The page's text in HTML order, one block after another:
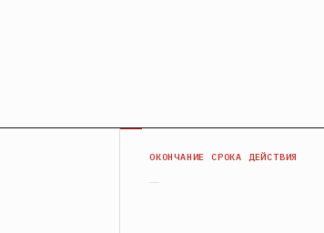
ОКОНЧАНИЕ СРОКА ДЕЙСТВИЯ
—